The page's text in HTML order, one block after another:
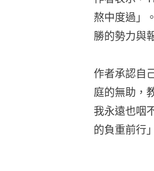
熬中度過」
勝的勢力與
作者承認自
庭的無助，
我永遠也咽
的負重前行